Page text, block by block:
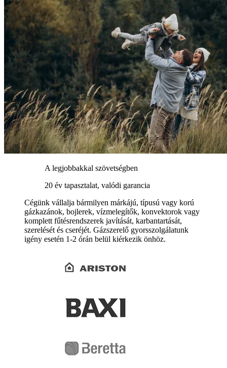
A legjobbakkal szövetségben
20 év tapasztalat, valódi garancia
Cégünk vállalja bármilyen márkájú, típusú vagy korú
gázkazánok, bojlerek, vízmelegítők, konvektorok vagy
komplett fűtésrendszerek javítását, karbantartását,
szerelését és cseréjét. Gázszerelő gyorsszolgálatunk
igény esetén 1-2 órán belül kiérkezik önhöz.